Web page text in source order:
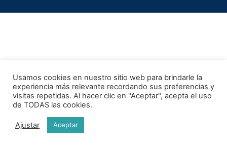
Usamos cookies en nuestro sitio web para brindarle la
experiencia más relevante recordando sus preferencias y
visitas repetidas. Al hacer clic en "Aceptar", acepta el uso
de TODAS las cookies.
Ajustar Aceptar